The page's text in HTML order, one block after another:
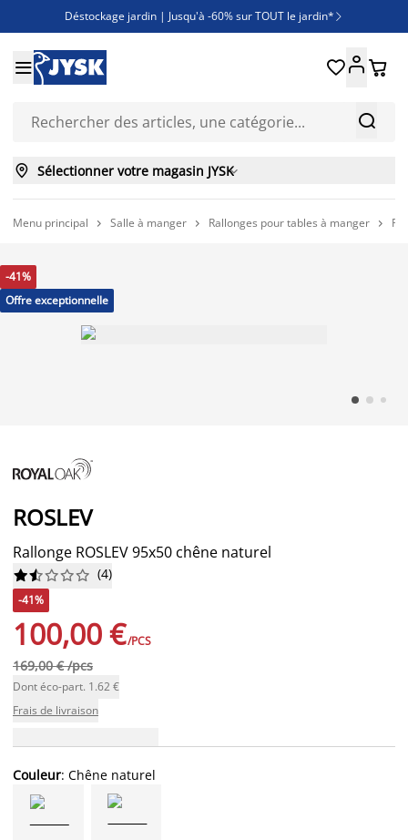
Déstockage jardin | Jusqu'à -60% sur TOUT le jardin* 
Jusqu'à -50% sur une sélection literie
Découvrez les nouveautés de la collection


 
 Sélectionner votre magasin JYSK
Menu principal  Salle à manger  Rallonges pour tables à manger 
-41%
Offre exceptionnelle
ROSLEV
Rallonge ROSLEV 95x50 chêne naturel





 (4)
-41%
100,00 €/PCS
169,00 € /pcs
Dont éco-part. 1.62 €
Frais de livraison
Couleur: Chêne naturel